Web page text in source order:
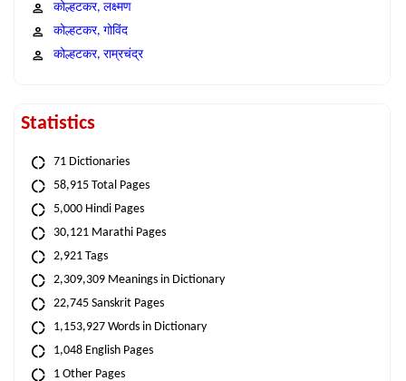
कोल्हटकर, लक्ष्मण
कोल्हटकर, गोविंद
कोल्हटकर, राम्रचंद्र
Statistics
71 Dictionaries
58,915 Total Pages
5,000 Hindi Pages
30,121 Marathi Pages
2,921 Tags
2,309,309 Meanings in Dictionary
22,745 Sanskrit Pages
1,153,927 Words in Dictionary
1,048 English Pages
1 Other Pages